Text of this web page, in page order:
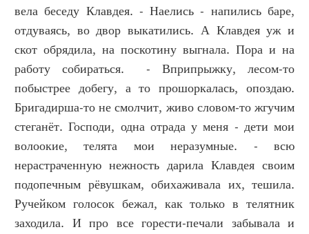
вела беседу Клавдея. - Наелись - напились баре,
отдуваясь, во двор выкатились. А Клавдея уж и
скот обрядила, на поскотину выгнала. Пора и на
работу собираться. - Вприпрыжку, лесом-то
побыстрее добегу, а то прошоркалась, опоздаю.
Бригадирша-то не смолчит, живо словом-то жгучим
стеганёт. Господи, одна отрада у меня - дети мои
волоокие, телята мои неразумные. - всю
нерастраченную нежность дарила Клавдея своим
подопечным рёвушкам, обихаживала их, тешила.
Ручейком голосок бежал, как только в телятник
заходила. И про все горести-печали забывала и